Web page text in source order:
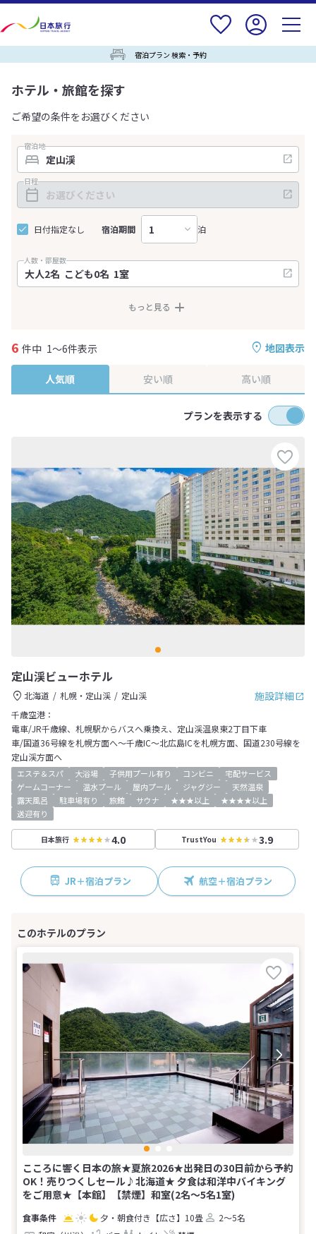
宿泊プラン 検索・予約
ホテル・旅館を探す
ご希望の条件をお選びください
宿泊地
日程
日付指定なし 宿泊期間 泊
人数・部屋数
もっと見る
地図表示
6 件中 1～6件表示
人気順 安い順 高い順
プランを表示する
定山渓ビューホテル
施設詳細
北海道 札幌・定山渓
定山渓
千歳空港：
電車/JR千歳線、札幌駅からバスへ乗換え、定山渓温泉東2丁目下車
車/国道36号線を札幌方面へ～千歳IC～北広島ICを札幌方面、国道230号線を
定山渓方面へ
エステ＆スパ 大浴場 子供用プール有り コンビニ
宅配サービス
ゲームコーナー
温水プール 屋内プール ジャグジー
天然温泉
露天風呂
駐車場有り 旅館 サウナ ★★★以上
★★★★以上
送迎有り
日本旅行 4.0 TrustYou 3.9
JR＋宿泊プラン 航空＋宿泊プラン
こころに響く日本の旅★夏旅2026★出発日の30日前から予約
OK！売りつくしセール♪北海道★ 夕食は和洋中バイキング
をご用意★【本館】【禁煙】和室(2名～5名1室)
夕・朝食付き 【広さ】10畳
2～5名